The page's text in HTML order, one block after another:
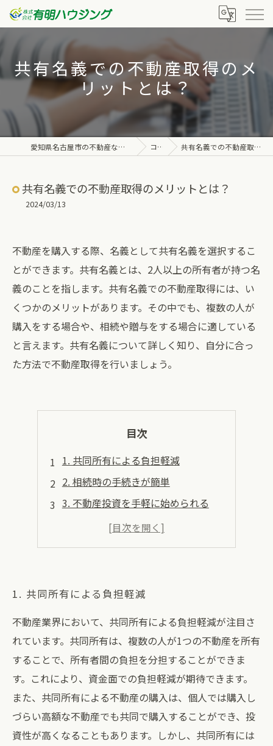
共有名義での不動産取得のメ
リットとは？
愛知県名古屋市の不動産なら株式会社有明ハウジング コラム 共有名義での不動産取得のメリットとは？
共有名義での不動産取得のメリットとは？
2024/03/13
不動産を購入する際、名義として共有名義を選択するこ
とができます。共有名義とは、2人以上の所有者が持つ名
義のことを指します。共有名義での不動産取得には、い
くつかのメリットがあります。その中でも、複数の人が
購入をする場合や、相続や贈与をする場合に適している
と言えます。共有名義について詳しく知り、自分に合っ
た方法で不動産取得を行いましょう。
目次
1. 共同所有による負担軽減
2. 相続時の手続きが簡単
3. 不動産投資を手軽に始められる
4. 複数人での管理がしやすい
5. 資産の共有によるリスク分散
1. 共同所有による負担軽減
不動産業界において、共同所有による負担軽減が注目さ
れています。共同所有は、複数の人が1つの不動産を所有
することで、所有者間の負担を分担することができま
す。これにより、資金面での負担軽減が期待できます。
また、共同所有による不動産の購入は、個人では購入し
づらい高額な不動産でも共同で購入することができ、投
資性が高くなることもあります。しかし、共同所有には